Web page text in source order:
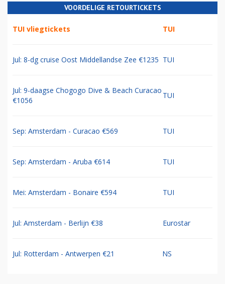
VOORDELIGE RETOURTICKETS
TUI vliegtickets TUI
Jul: 8-dg cruise Oost Middellandse Zee €1235 TUI
Jul: 9-daagse Chogogo Dive & Beach Curacao
€1056
TUI
Sep: Amsterdam - Curacao €569 TUI
Sep: Amsterdam - Aruba €614 TUI
Mei: Amsterdam - Bonaire €594 TUI
Jul: Amsterdam - Berlijn €38 Eurostar
Jul: Rotterdam - Antwerpen €21 NS